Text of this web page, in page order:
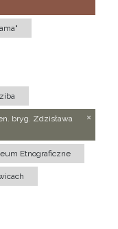
bryg. Zdzisława
Etnograficzne